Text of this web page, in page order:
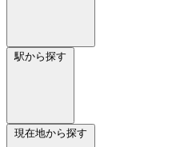
駅から探す
現在地から探す